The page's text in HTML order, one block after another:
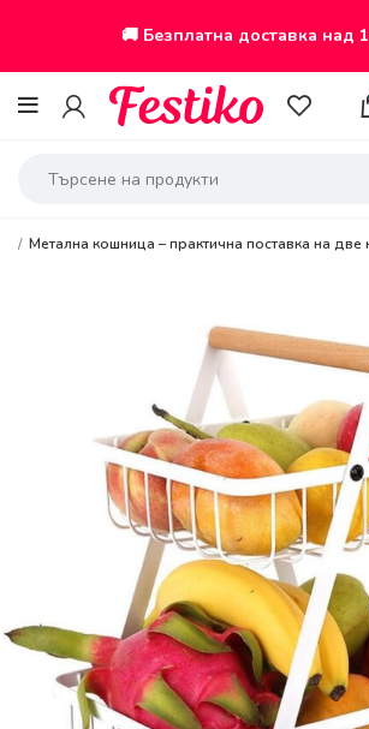
🚚 Безплатна доставка над
Метална кошница – практична поставка на две